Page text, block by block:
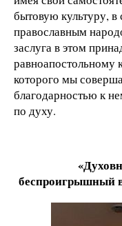
бытовую культуру,
православным
заслуга в этом
равноапостольному
которого мы
благодарностью к
по духу.
беспроигрышный